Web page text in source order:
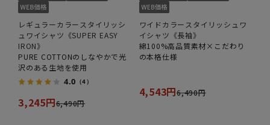
レギュラーカラースタイリッシ
ュワイシャツ《SUPER EASY
IRON》
PURE COTTONのしなやかで光
沢のある生地を使用
4.0 （4）
3,245円6,490円
ワイドカラースタイリッシュワ
イシャツ《長袖》
綿100%高品質素材×こだわり
の本格仕様
4,543円6,490円